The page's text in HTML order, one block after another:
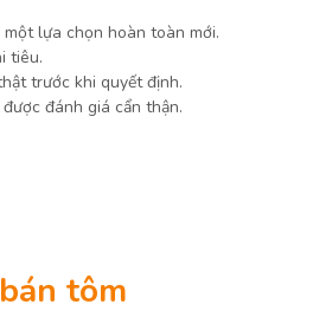
lựa chọn hoàn toàn mới.
tiêu.
trước khi quyết định.
đánh giá cẩn thận.
tôm